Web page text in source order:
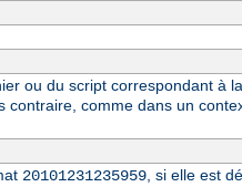
ou du script correspondant à
comme dans un
20101231235959, si elle est